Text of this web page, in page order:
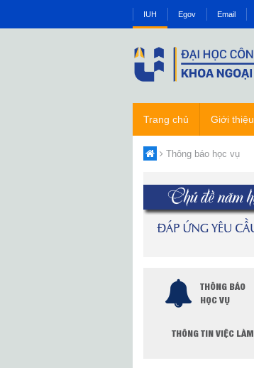
IUH Egov Email
Trang chủ Giới thiệu
Thông báo học vụ
THÔNG BÁO
HỌC VỤ
THÔNG TIN VIỆC LÀM